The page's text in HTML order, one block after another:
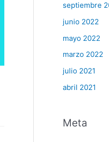
septiembre
junio 2022
mayo 2022
marzo 2022
julio 2021
abril 2021
Meta